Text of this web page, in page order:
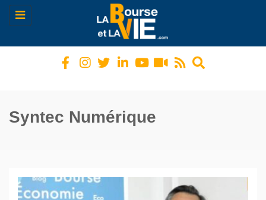
Toggle
navigation
Syntec Numérique